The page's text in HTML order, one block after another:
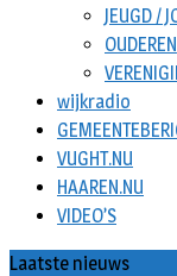
JEUGD /
OUDEREN
wijkradio
VUGHT.NU
HAAREN.NU
VIDEO’S
Laatste nieuws